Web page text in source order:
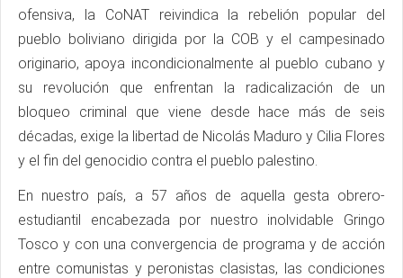
ofensiva, la CoNAT reivindica la rebelión popular del
pueblo boliviano dirigida por la COB y el campesinado
originario, apoya incondicionalmente al pueblo cubano y
su revolución que enfrentan la radicalización de un
bloqueo criminal que viene desde hace más de seis
décadas, exige la libertad de Nicolás Maduro y Cilia Flores
y el fin del genocidio contra el pueblo palestino.
En nuestro país, a 57 años de aquella gesta obrero-
estudiantil encabezada por nuestro inolvidable Gringo
Tosco y con una convergencia de programa y de acción
entre comunistas y peronistas clasistas, las condiciones